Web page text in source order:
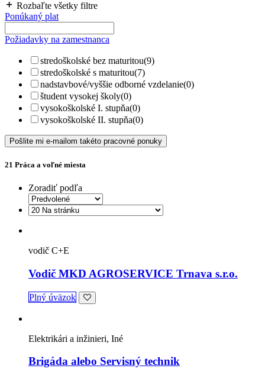
Rozbaľte všetky filtre
Ponúkaný plat
Požiadavky na zamestnanca
stredoškolské bez maturitou(9)
stredoškolské s maturitou(7)
nadstavbové/vyššie odborné vzdelanie(0)
študent vysokej školy(0)
vysokoškolské I. stupňa(0)
vysokoškolské II. stupňa(0)
Pošlite mi e-mailom takéto pracovné ponuky
21 Práca a voľné miesta
Zoradiť podľa
vodič C+E
Vodič MKD AGROSERVICE Trnava s.r.o.
Plný úväzok
Elektrikári a inžinieri, Iné
Brigáda alebo Servisný technik